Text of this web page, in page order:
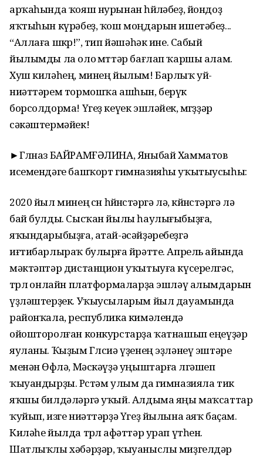
арҡаһында ҡояш нурынан һөйөләбеҙ, йондоҙ
яҡтыһын күрәбеҙ, ҡош моңдарын ишетәбеҙ...
“Аллаға шөкөр!”, тип йәшәһәк ине. Сабый
йылымды ла оло өмөттәр бағлап ҡаршы алам.
Хуш киләһең, минең йылым! Барлыҡ уй-
ниәттәрем тормошҡа ашһын, берүк
борсолдорма! Үгеҙ кеүек эшләйек, мөгөҙҙәр
сәкәштермәйек!
►Гөлназ БАЙРАМҒӘЛИНА, Яныбай Хамматов
исемендәге башҡорт гимназияһы уҡытыусыһы:
2020 йыл минең өсөн һөйөнөстәргә лә, көйөнөстәргә лә
бай булды. Сысҡан йылы һаулығыбыҙға,
яҡындарыбыҙға, атай-әсәйҙәребеҙгә
иғтибарлыраҡ булырға өйрәтте. Апрель айында
мәктәптәр дистанцион уҡытыуға күсерелгәс,
төрлө онлайн платформаларҙа эшләү алымдарын
үҙләштерҙек. Уҡыусыларым йыл дауамында
районҡала, республика кимәлендә
ойошторолған конкурстарҙа ҡатнашып еңеүҙәр
яуланы. Ҡыҙым Гөлсиә үҙенең эҙләнеү эштәре
менән Өфөлә, Мәскәүҙә уңыштарға өлгәшеп
ҡыуандырҙы. Рөстәм улым да гимназияла тик
яҡшы билдәләргә уҡый. Алдыма яңы маҡсаттар
ҡуйып, изге ниәттәрҙә Үгеҙ йылына аяҡ баҫам.
Киләһе йылда төрлө афәттәр урап үтһен.
Шатлыҡлы хәбәрҙәр, ҡыуаныслы миҙгелдәр